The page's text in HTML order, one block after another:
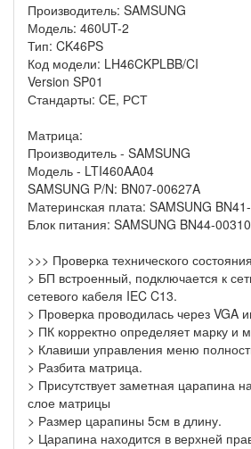
Производитель: SAMSUNG
Модель: 460UT-2
Тип: CK46PS
Код модели: LH46CKPLBB/CI
Version SP01
Стандарты: CE, РСТ
Матрица:
Производитель - SAMSUNG
Модель - LTI460AA04
SAMSUNG P/N: BN07-00627A
Материнская плата: SAMSUNG
Блок питания: SAMSUNG BN44-
>>> Проверка технического
> БП встроенный, подключается к
сетевого кабеля IEC C13.
> Проверка проводилась через VGA
> ПК корректно определяет марку и
> Клавиши управления меню
> Разбита матрица.
> Присутствует заметная царапина
слое матрицы
> Размер царапины 5см в длину.
> Царапина находится в верхней